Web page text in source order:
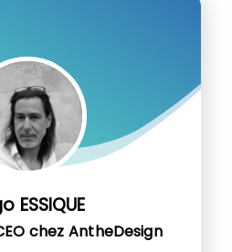
ESSIQUE
chez AntheDesign